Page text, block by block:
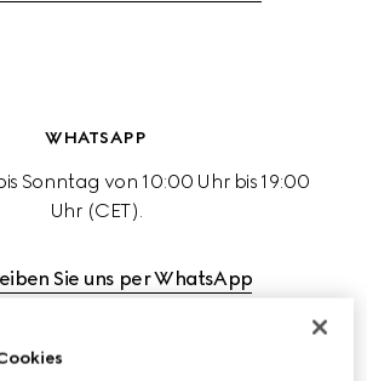
WHATSAPP
Sonntag von 10:00 Uhr bis 19:00
Uhr (CET).
Sie uns per WhatsApp